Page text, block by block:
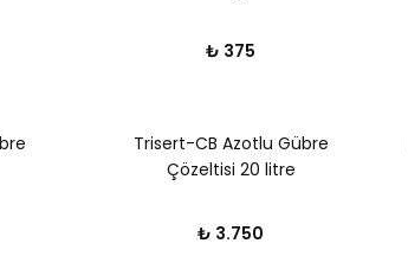
₺ 375
Trisert-CB Azotlu Gübre
Çözeltisi 20 litre
₺ 3.750